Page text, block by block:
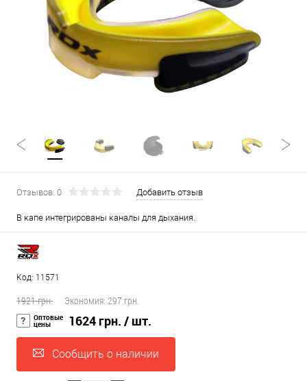
Отзывов: 0 Добавить отзыв
В капе интегрированы каналы для дыхания.
Код: 11571
1921 грн. Экономия: 297 грн.
Оптовые
цены 1624 грн. / шт.
Сообщить о наличии